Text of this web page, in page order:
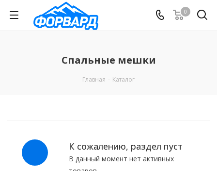
0
Спальные мешки
Главная - Каталог
К сожалению, раздел пуст
В данный момент нет активных